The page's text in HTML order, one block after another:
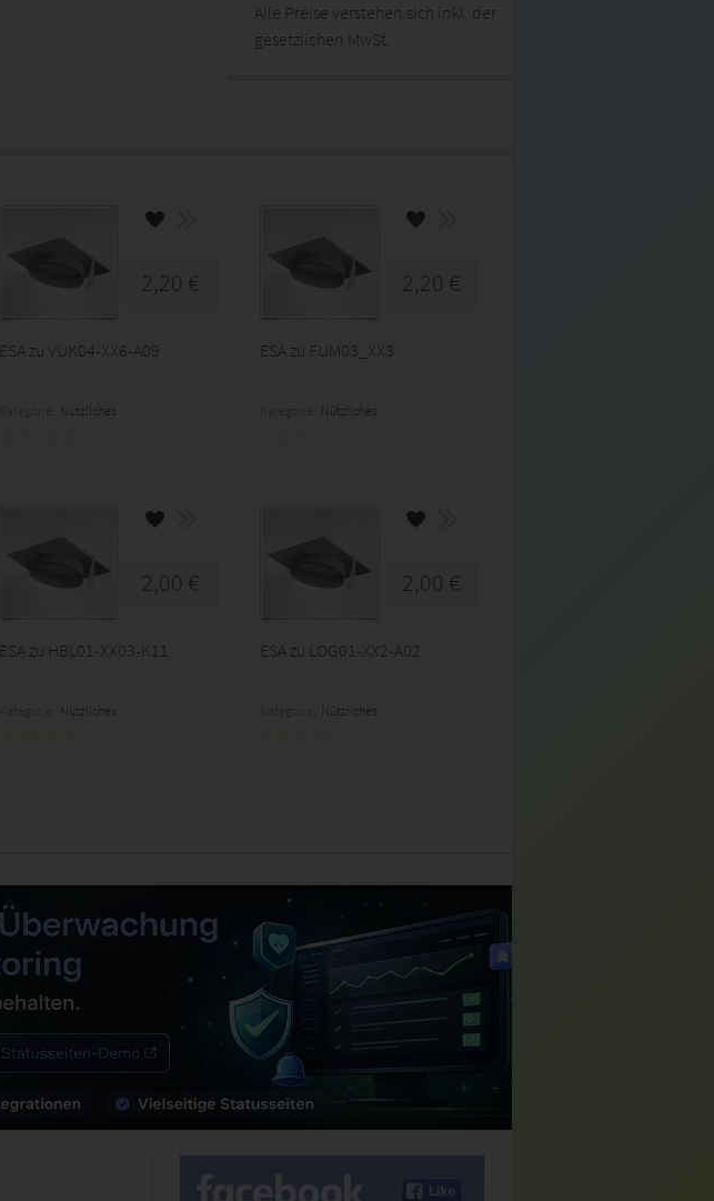
Alle Preise verstehen sich inkl. der
gesetzlichen MwSt.
2,20 €
ESA zu VUK04-XX6-A09
Nützliches
2,20 €
ESA zu FUM03_XX3
Nützliches
2,00 €
ESA zu HBL01-XX03-K11
Nützliches
2,00 €
ESA zu LOG01-XX2-A02
Nützliches